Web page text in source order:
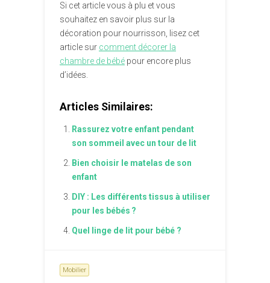
Si cet article vous à plu et vous
souhaitez en savoir plus sur la
décoration pour nourrisson, lisez cet
article sur comment décorer la
chambre de bébé pour encore plus
d’idées.
Articles Similaires:
Rassurez votre enfant pendant
son sommeil avec un tour de lit
Bien choisir le matelas de son
enfant
DIY : Les différents tissus à utiliser
pour les bébés ?
Quel linge de lit pour bébé ?
Mobilier